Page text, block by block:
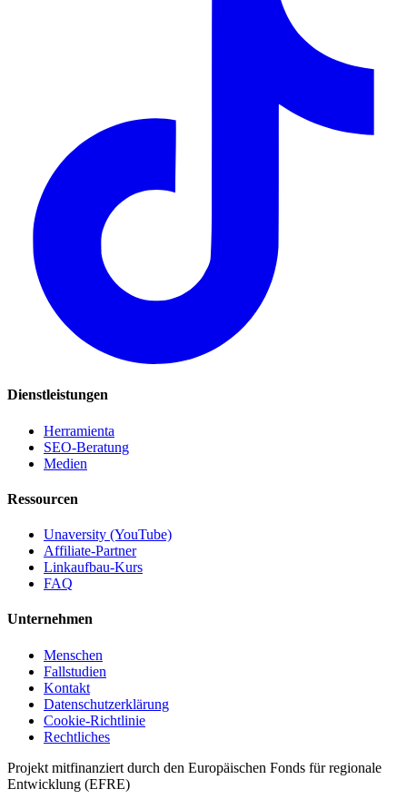
Dienstleistungen
Herramienta
SEO-Beratung
Medien
Ressourcen
Unaversity (YouTube)
Affiliate-Partner
Linkaufbau-Kurs
FAQ
Unternehmen
Menschen
Fallstudien
Kontakt
Datenschutzerklärung
Cookie-Richtlinie
Rechtliches
Projekt mitfinanziert durch den Europäischen Fonds für regionale
Entwicklung (EFRE)